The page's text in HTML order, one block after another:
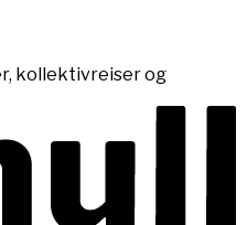
kollektivreiser og